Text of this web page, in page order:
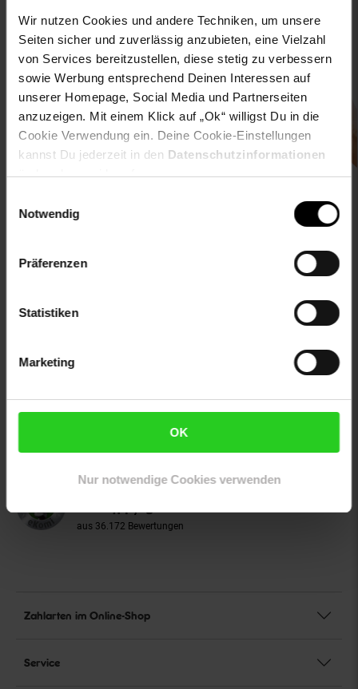
Wir nutzen Cookies und andere Techniken, um unsere
Seiten sicher und zuverlässig anzubieten, eine Vielzahl
von Services bereitzustellen, diese stetig zu verbessern
sowie Werbung entsprechend Deinen Interessen auf
unserer Homepage, Social Media und Partnerseiten
anzuzeigen. Mit einem Klick auf „Ok“ willigst Du in die
Cookie Verwendung ein. Deine Cookie-Einstellungen
kannst Du jederzeit in den Datenschutzinformationen
ändern bzw. widerrufen.
Notwendig
Präferenzen
Statistiken
Marketing
OK
Nur notwendige Cookies verwenden
Downloade dieNetto plus App!
Unsere Auszeichnungen
Folge uns auf
Bio Zertifizierung DE-ÖKO-060
Durchschnittliche
4.1 / 5
aus 36.172 Bewertungen
Zahlarten im Online-Shop
Service